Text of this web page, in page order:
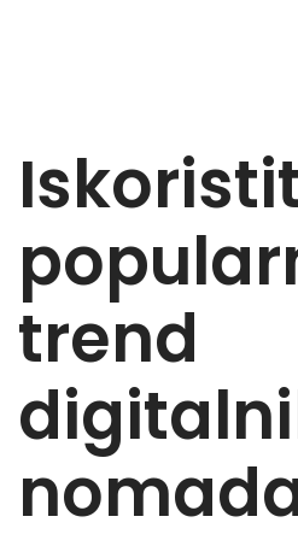
Rješenja
Cijene
Akademija
O nama
Hotel Audit
trend